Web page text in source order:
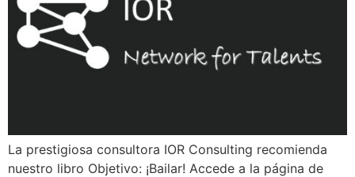
La prestigiosa consultora IOR Consulting recomienda
nuestro libro Objetivo: ¡Bailar! Accede a la página de